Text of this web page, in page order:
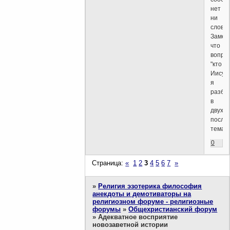
нет
ни
слова.
что
"кто
я
в
двух
темах.
0
Страница:« 1 2 3 4 5 6 7 »
» Религия эзотерика философия
анекдоты и демотиваторы на
религиозном форуме - религиозные
форумы »Общехристианский форум
»Адекватное восприятие
новозаветной истории